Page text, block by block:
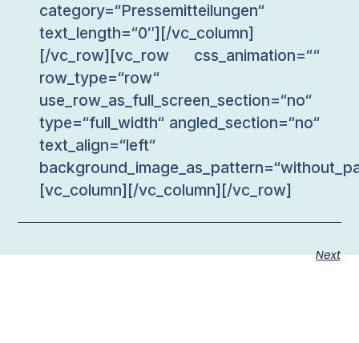
category=“Pressemitteilungen“
text_length=“0″][/vc_column]
[/vc_row][vc_row css_animation=““
row_type=“row“
use_row_as_full_screen_section=“no“
type=“full_width“ angled_section=“no“
text_align=“left“
[vc_column][/vc_column][/vc_row]
Next